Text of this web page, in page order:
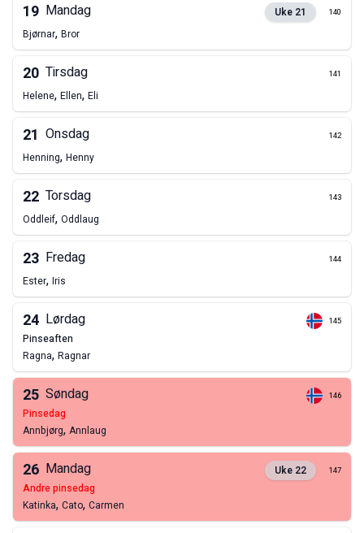
19 Mandag Uke 21 140
Bjørnar, Bror
20 Tirsdag 141
Helene, Ellen, Eli
21 Onsdag 142
Henning, Henny
22 Torsdag 143
Oddleif, Oddlaug
23 Fredag 144
Ester, Iris
24 Lørdag 145
pinseaften
Ragna, Ragnar
25 Søndag 146
pinsedag
Annbjørg, Annlaug
26 Mandag Uke 22 147
andre pinsedag
Katinka, Cato, Carmen